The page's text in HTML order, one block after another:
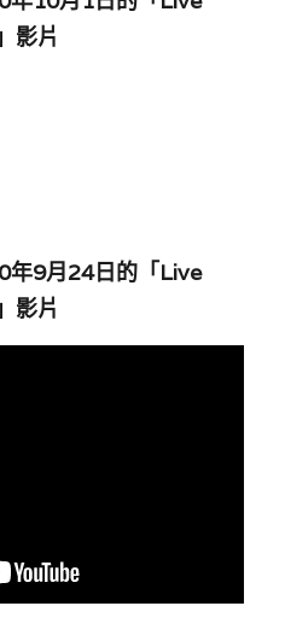
影片
年9月24日的「Live
影片